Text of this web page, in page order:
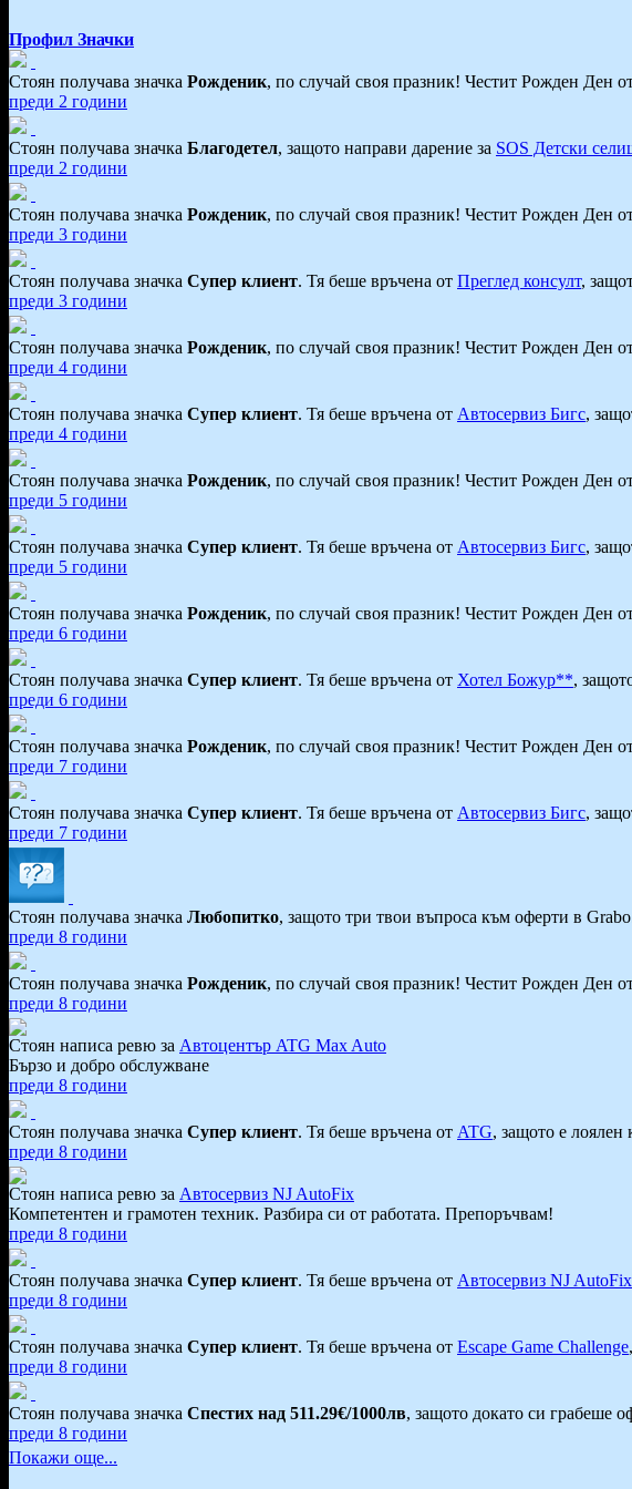
Профил Значки
Стоян получава значка Рожденик, по случай своя празник! Честит Рожден Ден
преди 2 години
Стоян получава значка Благодетел, защото направи дарение за SOS Детски
преди 2 години
Стоян получава значка Рожденик, по случай своя празник! Честит Рожден Ден
преди 3 години
Стоян получава значка Супер клиент. Тя беше връчена от Преглед консулт,
преди 3 години
Стоян получава значка Рожденик, по случай своя празник! Честит Рожден Ден
преди 4 години
Стоян получава значка Супер клиент. Тя беше връчена от Автосервиз Бигс,
преди 4 години
Стоян получава значка Рожденик, по случай своя празник! Честит Рожден Ден
преди 5 години
Стоян получава значка Супер клиент. Тя беше връчена от Автосервиз Бигс,
преди 5 години
Стоян получава значка Рожденик, по случай своя празник! Честит Рожден Ден
преди 6 години
Стоян получава значка Супер клиент. Тя беше връчена от Хотел Божур**,
преди 6 години
Стоян получава значка Рожденик, по случай своя празник! Честит Рожден Ден
преди 7 години
Стоян получава значка Супер клиент. Тя беше връчена от Автосервиз Бигс,
преди 7 години
Стоян получава значка Любопитко, защото три твои въпроса към оферти в
преди 8 години
Стоян получава значка Рожденик, по случай своя празник! Честит Рожден Ден
преди 8 години
Стоян написа ревю за Автоцентър ATG Max Auto
Бързо и добро обслужване
преди 8 години
Стоян получава значка Супер клиент. Тя беше връчена от ATG, защото е лоялен
преди 8 години
Стоян написа ревю за Автосервиз NJ AutoFix
Компетентен и грамотен техник. Разбира си от работата. Препоръчвам!
преди 8 години
Стоян получава значка Супер клиент. Тя беше връчена от Автосервиз NJ AutoFix
преди 8 години
Стоян получава значка Супер клиент. Тя беше връчена от Escape Game Challenge
преди 8 години
Стоян получава значка Спестих над 511.29€/1000лв, защото докато си грабеше
преди 8 години
Покажи още...